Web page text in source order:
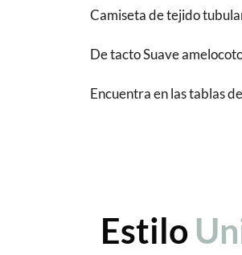
Camiseta de tejido
De tacto Suave
Encuentra en las tablas
Estilo